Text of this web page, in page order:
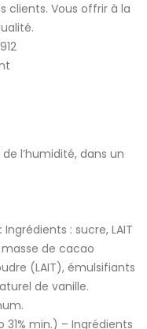
clients. Vous offrir à la
l’humidité, dans un
Ingrédients : sucre, LAIT
de cacao
(LAIT), émulsifiants
de vanille.
min.) – Ingrédients